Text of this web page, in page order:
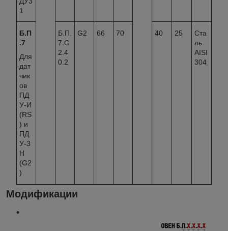
1
Б.П
.7
Для
дат
чик
ов
ПД
У-И
(RS
) и
ПД
У-3
Н
(G2
)
Б.П.
7.G
2.4
0.2
G2 66 70 40 25
Ста
ль
AISI
304
Модификации